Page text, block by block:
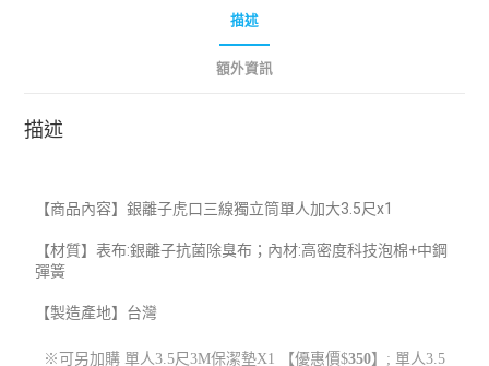
描述
額外資訊
描述
【商品內容】銀離子虎口三線獨立筒單人加大3.5尺x1
【材質】表布:銀離子抗菌除臭布；內材:高密度科技泡棉+中鋼
彈簧
【製造產地】 台灣
※可另加購 單人3.5尺3M保潔墊X1 【優惠價$350】; 單人3.5